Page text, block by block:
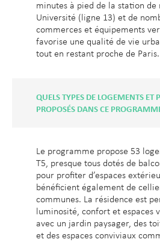
minutes à pied de la station de
Université (ligne 13) et de
commerces et équipements
favorise une qualité de vie
tout en restant proche de Paris.
QUELS TYPES DE LOGEMENTS ET
PROPOSÉS DANS CE
Le programme propose 53
T5, presque tous dotés de
pour profiter d’espaces
bénéficient également de
communes. La résidence est
luminosité, confort et espaces
avec un jardin paysager, des
et des espaces conviviaux